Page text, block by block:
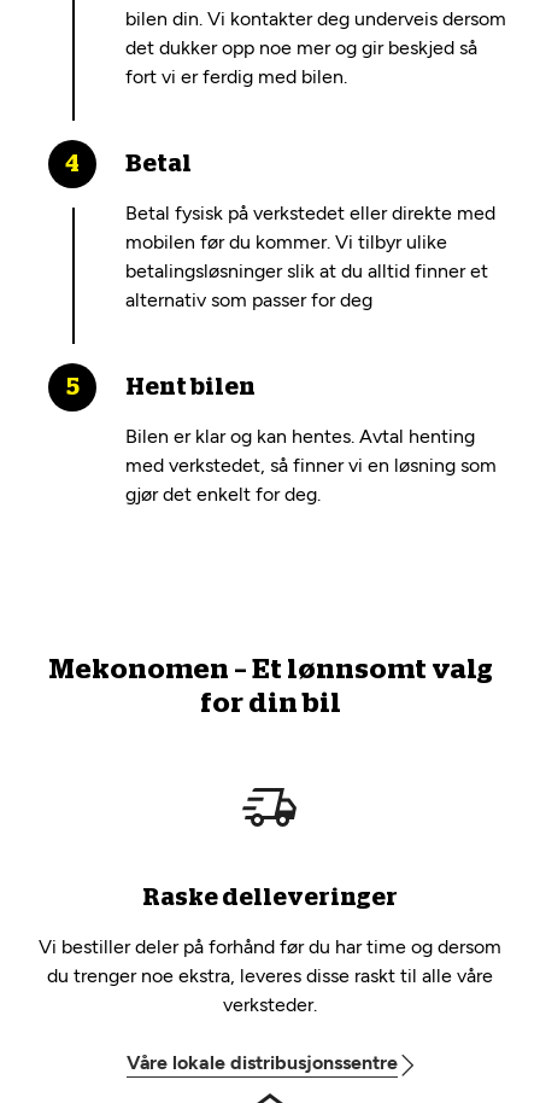
bilen din. Vi kontakter deg underveis dersom
det dukker opp noe mer og gir beskjed så
fort vi er ferdig med bilen.
Betal
Betal fysisk på verkstedet eller direkte med
mobilen før du kommer. Vi tilbyr ulike
betalingsløsninger slik at du alltid finner et
alternativ som passer for deg
Hent bilen
Bilen er klar og kan hentes. Avtal henting
med verkstedet, så finner vi en løsning som
gjør det enkelt for deg.
Mekonomen – Et lønnsomt valg
for din bil
Raske delleveringer
Vi bestiller deler på forhånd før du har time og dersom
du trenger noe ekstra, leveres disse raskt til alle våre
verksteder.
Våre lokale distribusjonssentre